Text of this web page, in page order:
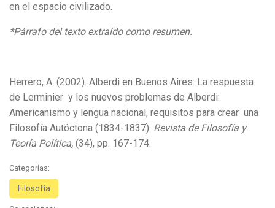
en el espacio civilizado.
*Párrafo del texto extraído como resumen.
Herrero, A. (2002). Alberdi en Buenos Aires: La respuesta
de Lerminier y los nuevos problemas de Alberdi:
Americanismo y lengua nacional, requisitos para crear una
Filosofía Autóctona (1834-1837). Revista de Filosofía y
Teoría Política, (34), pp. 167-174.
Categorias:
Filosofía